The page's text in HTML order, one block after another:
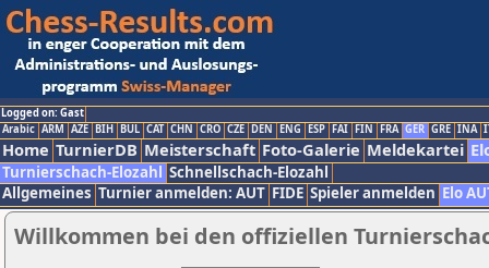
Logged on: Gast
Arabic ARM AZE BIH BUL CAT CHN CRO CZE DEN ENG ESP FAI FIN FRA GER GRE INA
Home TurnierDB Meisterschaft Foto-Galerie Meldekartei
Turnierschach-Elozahl Schnellschach-Elozahl
Allgemeines Turnier anmelden: AUT FIDE Spieler anmelden Elo
Willkommen bei den offiziellen